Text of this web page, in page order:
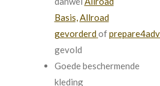
Basis,Allroad
gevorderdof
gevold
Goede beschermende
kleding